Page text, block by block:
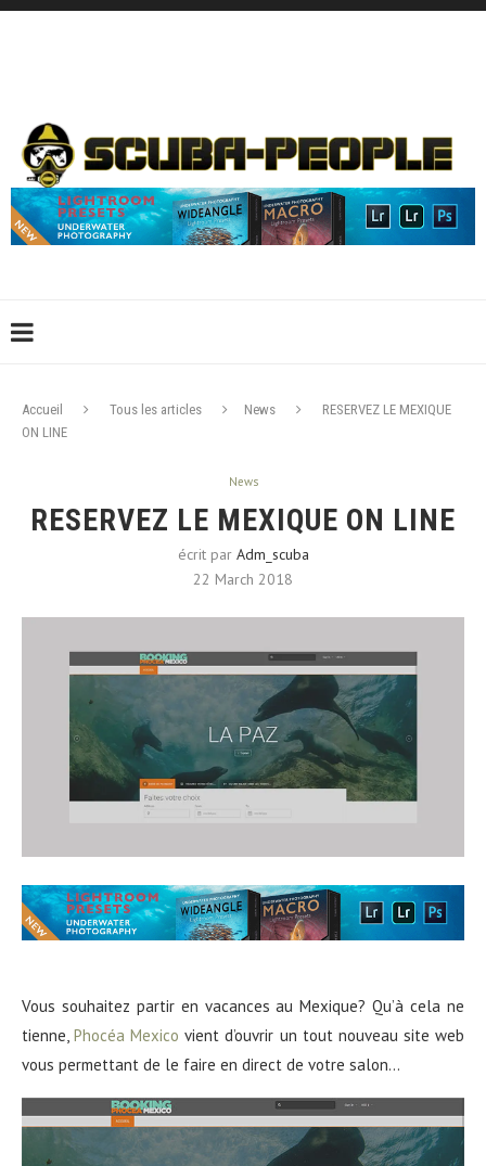
Accueil Tous les articles News
RESERVEZ LE MEXIQUE
ON LINE
News
RESERVEZ LE MEXIQUE ON LINE
écrit par Adm_scuba
22 March 2018
Vous souhaitez partir en vacances au Mexique? Qu’à cela ne
tienne,Phocéa Mexico vient d’ouvrir un tout nouveau site web
vous permettant de le faire en direct de votre salon…